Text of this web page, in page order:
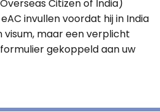
Citizen of India)
invullen voordat hij in India
visum, maar een verplicht
gekoppeld aan uw